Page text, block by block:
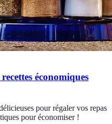
économiques
pour régaler vos repas
pour économiser !